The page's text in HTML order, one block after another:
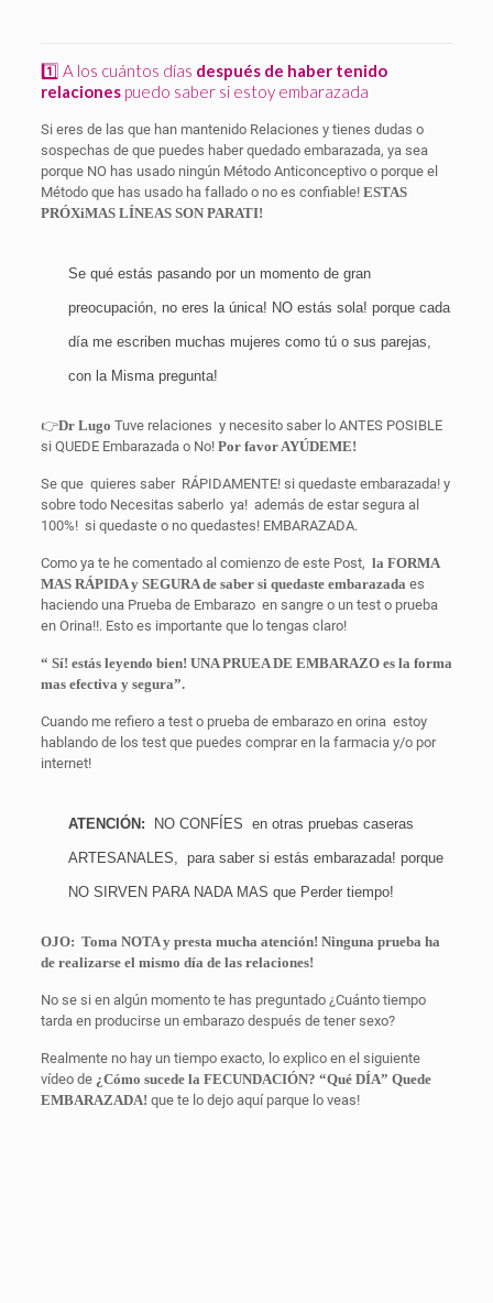
1️⃣ A los cuántos días después de haber tenido
relacionespuedo saber si estoy embarazada
Si eres de las que han mantenido Relaciones y tienes dudas o
sospechas de que puedes haber quedado embarazada, ya sea
porque NO has usado ningún Método Anticonceptivo o porque el
Método que has usado ha fallado o no es confiable! ESTAS
PRÓXiMAS LÍNEAS SON PARATI!
Se qué estás pasando por un momento de gran
preocupación, no eres la única! NO estás sola! porque cada
día me escriben muchas mujeres como tú o sus parejas,
con la Misma pregunta!
👉Dr Lugo Tuve relaciones y necesito saber lo ANTES POSIBLE
si QUEDE Embarazada o No! Por favor AYÚDEME!
Se que quieres saber RÁPIDAMENTE! si quedaste embarazada! y
sobre todo Necesitas saberloya! además de estar segura al
100%! si quedaste o no quedastes! EMBARAZADA.
Como ya te he comentado al comienzo de este Post, la FORMA
MAS RÁPIDA y SEGURA de saber si quedaste embarazada es
haciendo una Prueba de Embarazo en sangre o un test o prueba
en Orina!!. Esto es importante que lo tengas claro!
“ Sí! estás leyendo bien! UNA PRUEA DE EMBARAZO es la forma
mas efectiva y segura”.
Cuando me refiero a test o prueba de embarazo en orina estoy
hablando de los test que puedes comprar en la farmacia y/o por
internet!
ATENCIÓN: NO CONFÍES en otras pruebas caseras
ARTESANALES, para saber si estás embarazada! porque
NO SIRVEN PARA NADA MAS que Perder tiempo!
OJO: Toma NOTA y presta mucha atención! Ninguna prueba ha
de realizarse el mismo día de las relaciones!
No se si en algún momento te has preguntado ¿Cuánto tiempo
tarda en producirse un embarazo después de tener sexo?
Realmente no hay un tiempo exacto, lo explico en el siguiente
vídeo de ¿Cómo sucede la FECUNDACIÓN? “Qué DÍA” Quede
EMBARAZADA! que te lo dejo aquí parque lo veas!